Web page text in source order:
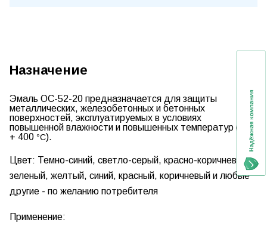
Назначение
Эмаль ОС-52-20 предназначается для защиты
металлических, железобетонных и бетонных
поверхностей, эксплуатируемых в условиях
повышенной влажности и повышенных температур (до
+ 400 °С).
Цвет: Темно-синий, светло-серый, красно-коричневый,
зеленый, желтый, синий, красный, коричневый и любые
другие - по желанию потребителя
Применение: